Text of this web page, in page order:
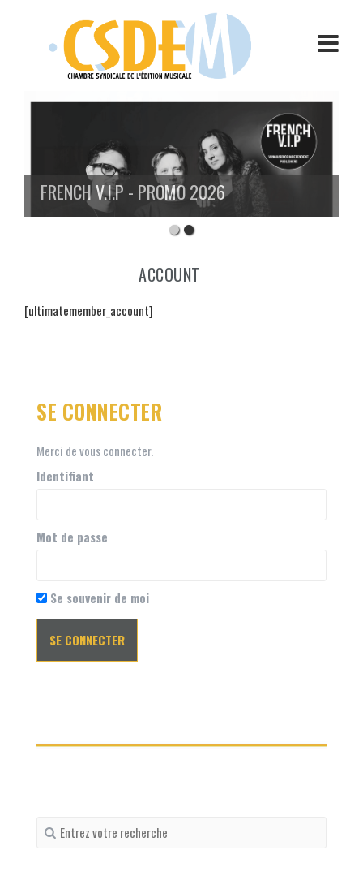
FRENCH V.I.P - PROMO 2026
ACCOUNT
[ultimatemember_account]
SE CONNECTER
Merci de vous connecter.
Identifiant
Mot de passe
Se souvenir de moi
Recherche
pour